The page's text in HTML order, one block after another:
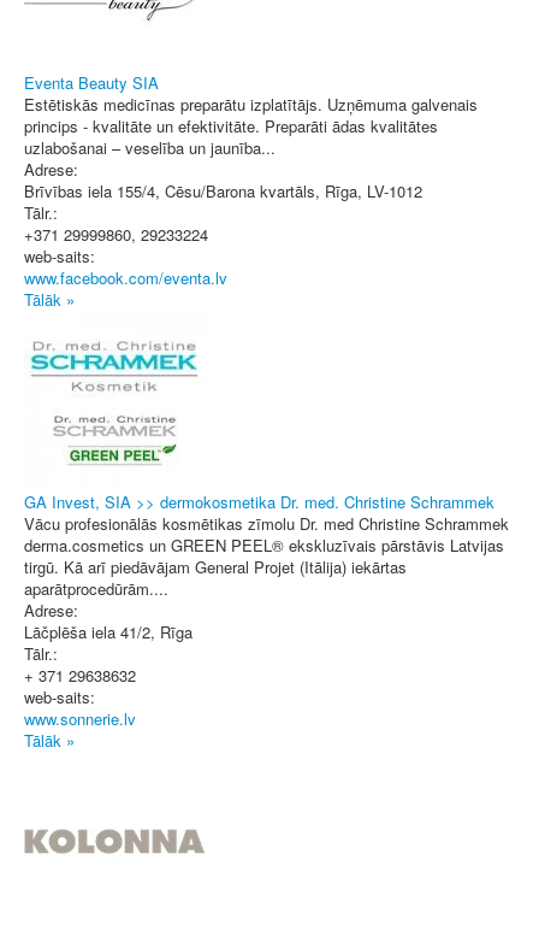
Eventa Beauty SIA
Estētiskās medicīnas preparātu izplatītājs. Uzņēmuma galvenais
princips - kvalitāte un efektivitāte. Preparāti ādas kvalitātes
uzlabošanai – veselība un jaunība...
Adrese:
Brīvības iela 155/4, Cēsu/Barona kvartāls, Rīga, LV-1012
Tālr.:
+371 29999860, 29233224
web-saits:
www.facebook.com/eventa.lv
Tālāk »
GA Invest, SIA >> dermokosmetika Dr. med. Christine Schrammek
Vācu profesionālās kosmētikas zīmolu Dr. med Christine Schrammek
derma.cosmetics un GREEN PEEL® ekskluzīvais pārstāvis Latvijas
tirgū. Kā arī piedāvājam General Projet (Itālija) iekārtas
aparātprocedūrām....
Adrese:
Lāčplēša iela 41/2, Rīga
Tālr.:
+ 371 29638632
web-saits:
www.sonnerie.lv
Tālāk »